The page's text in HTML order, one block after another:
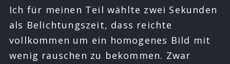
Ich für meinen Teil wählte zwei Sekunden
als Belichtungszeit, dass reichte
vollkommen um ein homogenes Bild mit
wenig rauschen zu bekommen. Zwar